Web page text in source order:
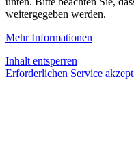
weitergegeben werden.
Mehr Informationen
Inhalt entsperren
Erforderlichen Service